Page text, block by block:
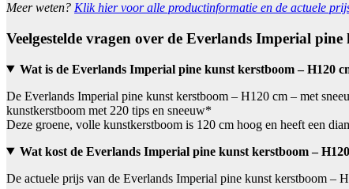
Meer weten? Klik hier voor alle productinformatie en de actuele
Veelgestelde vragen over de Everlands Imperial
Wat is de Everlands Imperial pine kunst kerstboom – H120
De Everlands Imperial pine kunst kerstboom – H120 cm – met
kunstkerstboom met 220 tips en sneeuw*
Deze groene, volle kunstkerstboom is 120 cm hoog en heeft een
Wat kost de Everlands Imperial pine kunst kerstboom –
De actuele prijs van de Everlands Imperial pine kunst kerstboom –